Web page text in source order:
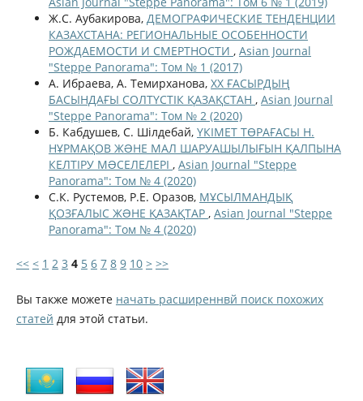
Ж.С. Аубакирова, ДЕМОГРАФИЧЕСКИЕ ТЕНДЕНЦИИ
КАЗАХСТАНА: РЕГИОНАЛЬНЫЕ ОСОБЕННОСТИ
РОЖДАЕМОСТИ И СМЕРТНОСТИ , Asian Journal
"Steppe Panorama": Том № 1 (2017)
А. Ибраева, А. Темирханова, ХХ ҒАСЫРДЫҢ
БАСЫНДАҒЫ СОЛТҮСТІК ҚАЗАҚСТАН , Asian Journal
"Steppe Panorama": Том № 2 (2020)
Б. Кабдушев, С. Шілдебай, ҮКІМЕТ ТӨРАҒАСЫ Н.
НҰРМАҚОВ ЖƏНЕ МАЛ ШАРУАШЫЛЫҒЫН ҚАЛПЫНА
КЕЛТІРУ МƏСЕЛЕЛЕРІ , Asian Journal "Steppe
Panorama": Том № 4 (2020)
С.К. Рустемов, Р.Е. Оразов, МҰСЫЛМАНДЫҚ
ҚОЗҒАЛЫС ЖƏНЕ ҚАЗАҚТАР , Asian Journal "Steppe
Panorama": Том № 4 (2020)
<< < 1 2 3 4 5 6 7 8 9 10 > >>
Вы также можете начать расширеннвй поиск похожих
статей для этой статьи.